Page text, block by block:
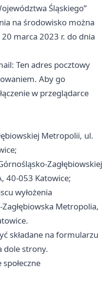
Śląskiego”
na środowisko można
marca 2023 r. do dnia
Ten adres pocztowy
Aby go
w przeglądarce
Metropolii, ul.
Zagłębiowskiej
40-053 Katowice;
wyłożenia
Metropolia,
składane na formularzu
dole strony.